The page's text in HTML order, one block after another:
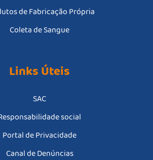
de Fabricação Própria
Coleta de Sangue
Links Úteis
SAC
social
Portal de Privacidade
Canal de Denúncias